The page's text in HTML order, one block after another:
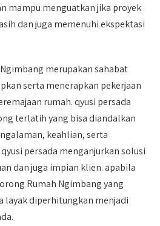
mampu menguatkan jika proyek
dan juga memenuhi ekspektasi
merupakan sahabat
serta menerapkan pekerjaan
rumah. qyusi persada
terlatih yang bisa diandalkan
keahlian, serta
persada menganjurkan solusi
dan juga impian klien. apabila
Rumah Ngimbang yang
layak diperhitungkan menjadi